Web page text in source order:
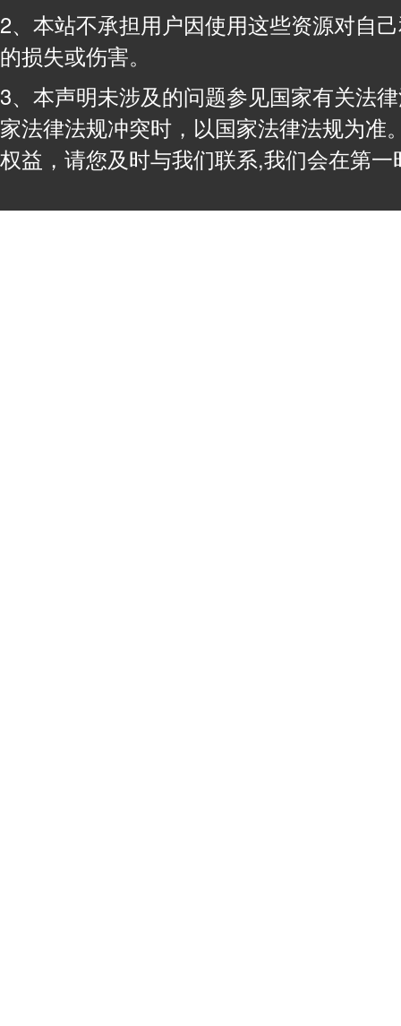
2、本站不承担用户因使用这些资源对自
的损失或伤害。
3、本声明未涉及的问题参见国家有关法
家法律法规冲突时，以国家法律法规为准
权益，请您及时与我们联系,我们会在第